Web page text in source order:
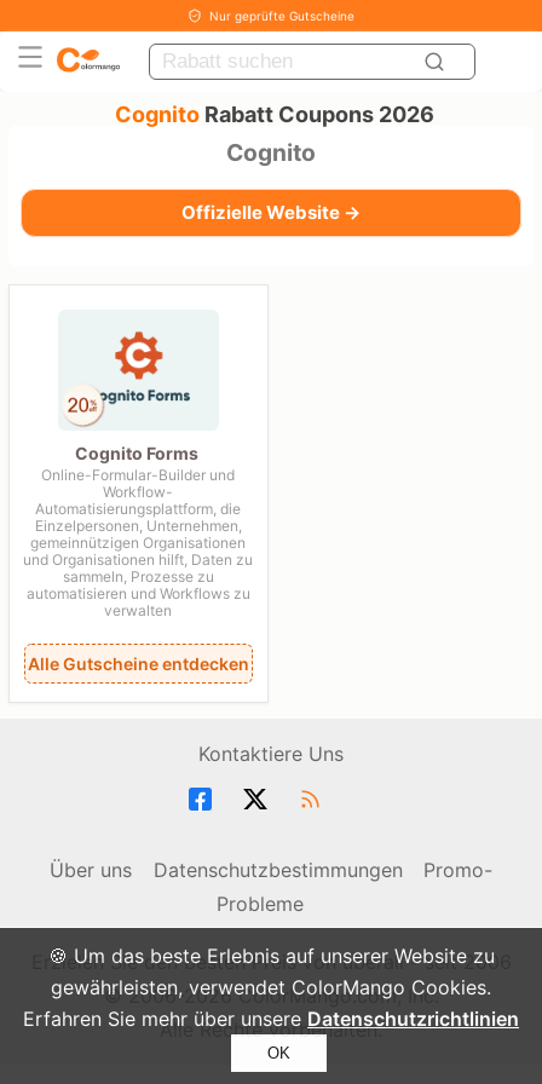
🍪 Um das beste Erlebnis auf unserer Website zu
gewährleisten, verwendet ColorMango Cookies.
Erfahren Sie mehr über unsere Datenschutzrichtlinien
OK
Nur geprüfte Gutscheine
Cognito Rabatt Coupons 2026
Cognito
Offizielle Website →
Cognito Forms
Online-Formular-Builder und
Workflow-
Automatisierungsplattform, die
Einzelpersonen, Unternehmen,
gemeinnützigen Organisationen
und Organisationen hilft, Daten zu
sammeln, Prozesse zu
automatisieren und Workflows zu
verwalten
Alle Gutscheine entdecken
Kontaktiere Uns
Über uns Datenschutzbestimmungen
Promo-
Probleme
Erzielen Sie den besten Preis von überall - seit 2006
© 2006-2026 ColorMango.com, Inc.
Alle Rechte vorbehalten.